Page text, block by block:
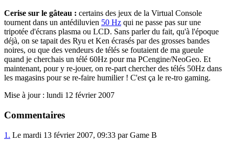
Cerise sur le gâteau : certains des jeux de la Virtual Console
tournent dans un antédiluvien 50 Hz qui ne passe pas sur une
tripotée d'écrans plasma ou LCD. Sans parler du fait, qu'à l'époque
déjà, on se tapait des Ryu et Ken écrasés par des grosses bandes
noires, ou que des vendeurs de télés se foutaient de ma gueule
quand je cherchais un télé 60Hz pour ma PCengine/NeoGeo. Et
maintenant, pour y re-jouer, on re-part chercher des télés 50Hz dans
les magasins pour se re-faire humilier ! C'est ça le re-tro gaming.
Mise à jour : lundi 12 février 2007
Commentaires
1. Le mardi 13 février 2007, 09:33 par Game B